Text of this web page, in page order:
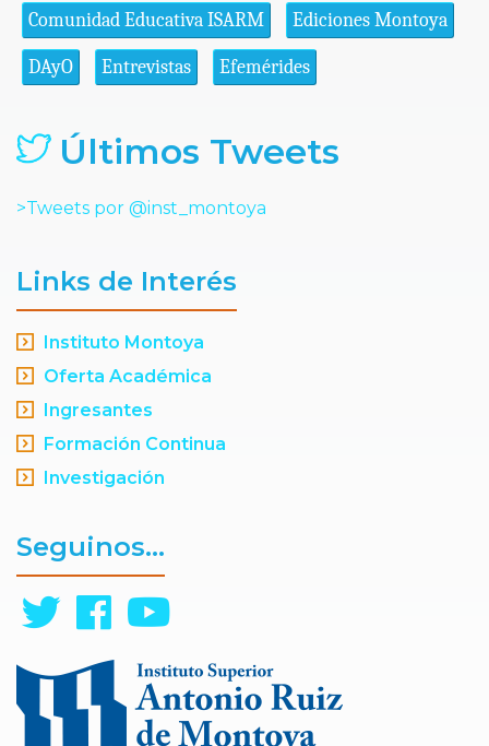
Comunidad Educativa ISARM Ediciones Montoya
DAyO Entrevistas Efemérides
Últimos Tweets
>Tweets por @inst_montoya
Links de Interés
Instituto Montoya
Oferta Académica
Ingresantes
Formación Continua
Investigación
Seguinos...